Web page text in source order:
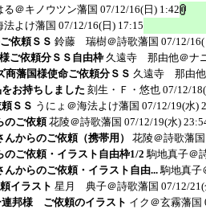
る＠キノウツン藩国 07/12/16(日) 1:42
法よけ藩国 07/12/16(日) 17:15
依頼ＳＳ 鈴藤 瑞樹＠詩歌藩国 07/12/
ご依頼分ＳＳ自由枠 久遠寺 那由他＠ナ
商藩国様使命ご依頼分ＳＳ 久遠寺 那由他
お持ちしました 刻生・Ｆ・悠也 07/12/
ＳＳ うにょ＠海法よけ藩国 07/12/19(水)
のご依頼 花陵＠詩歌藩国 07/12/19(水)
からのご依頼（携帯用）
花陵＠詩歌藩国
のご依頼・イラスト自由枠1/2 駒地真子＠
んからのご依頼・イラスト自由... 駒地真子
イラスト 星月 典子＠詩歌藩国 07/12/
邦様 ご依頼のイラスト イク＠玄霧藩国